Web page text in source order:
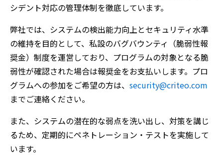
シデント対応の管理体制を徹底しています。
弊社では、システムの検出能力向上とセキュリティ水準
の維持を目的として、私設のバグバウンティ（脆弱性報
奨金）制度を運営しており、プログラムの対象となる脆
弱性が確認された場合は報奨金をお支払いします。プロ
グラムへの参加をご希望の方は、 security@criteo.com
までご連絡ください。
また、システムの潜在的な弱点を洗い出し、対策を講じ
るため、定期的にペネトレーション・テストを実施して
います。